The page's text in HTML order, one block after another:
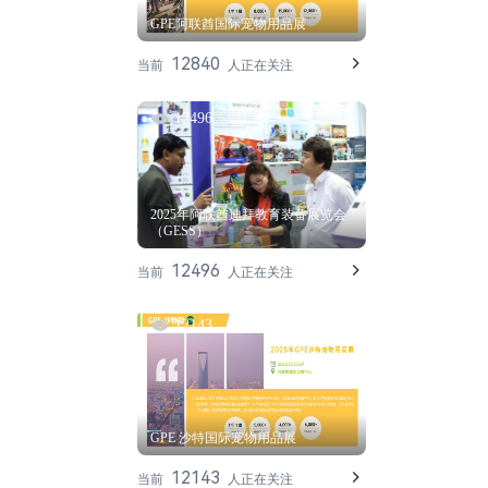
GPE阿联酋国际宠物用品展
当前 12840 人正在关注
12496
2025年阿联酋迪拜教育装备展览会
（GESS）
当前 12496 人正在关注
12143
GPE 沙特国际宠物用品展
当前 12143 人正在关注